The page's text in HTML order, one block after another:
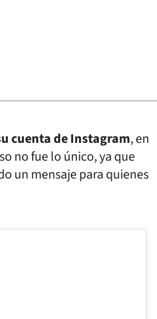
cuenta de Instagram, en
no fue lo único, ya que
un mensaje para quienes